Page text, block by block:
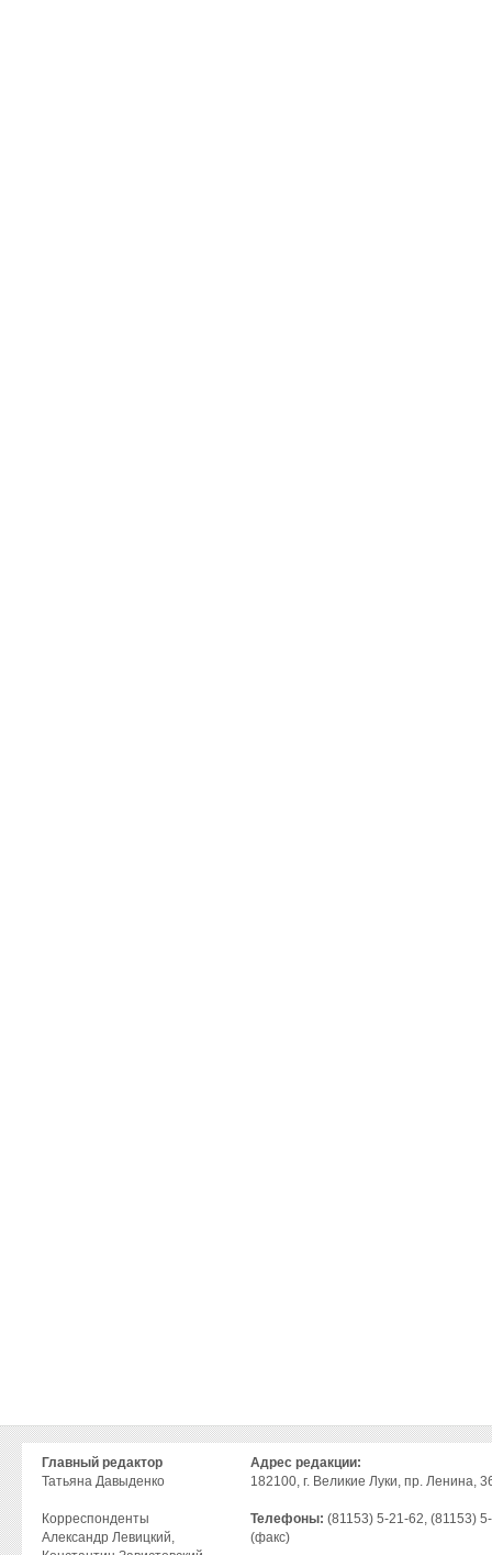
Главный редактор
Татьяна Давыденко
Корреспонденты
Александр Левицкий,
Адрес редакции:
182100, г. Великие Луки, пр. Ленина,
Телефоны: (81153) 5-21-62, (81153)
(факс)